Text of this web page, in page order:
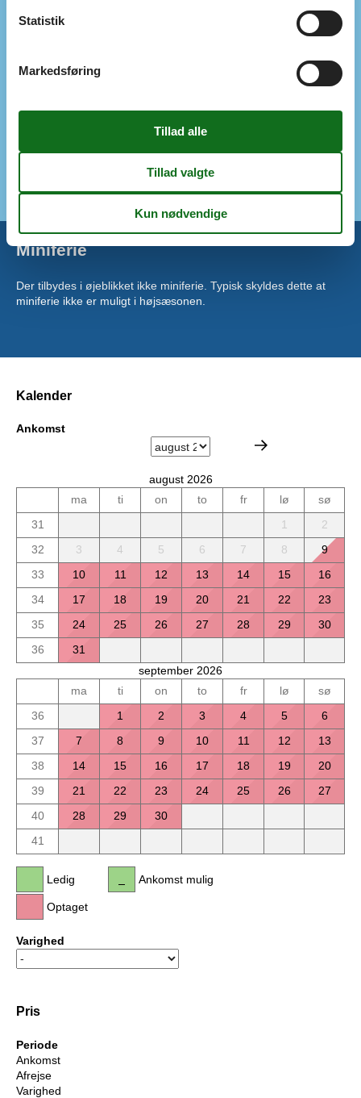
15 l
Kaffemaskine
Gratis p-plads på grunden
2
Miniferie
Der tilbydes i øjeblikket ikke miniferie. Typisk skyldes dette at
miniferie ikke er muligt i højsæsonen.
Kalender
Ankomst
august 2026
ma
ti on to fr lø
sø
31
1
2
32
3 4 5 6 7 8
9
33
10 11 12 13 14 15
16
34
17 18 19 20 21 22
23
35
24 25 26 27 28 29
30
36
31
september 2026
ma
ti on to fr lø
sø
36
1 2 3 4 5
6
37
7 8 9 10 11 12
13
38
14 15 16 17 18 19
20
39
21 22 23 24 25 26
27
40
28 29
30
41
Ledig
Optaget
Ankomst mulig
Varighed
Pris
Periode
Ankomst
Afrejse
Varighed
Statistik
Markedsføring